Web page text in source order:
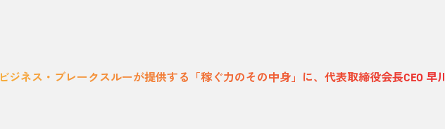
ビジネス・ブレークスルーが提供する「稼ぐ力のその中身」に、代表取締役会長CEO 早